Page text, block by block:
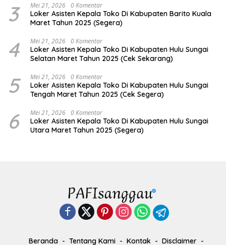
3 Mei 21, 2026 0 Komentar
Loker Asisten Kepala Toko Di Kabupaten Barito Kuala
Maret Tahun 2025 (Segera)
4 Mei 21, 2026 0 Komentar
Loker Asisten Kepala Toko Di Kabupaten Hulu Sungai
Selatan Maret Tahun 2025 (Cek Sekarang)
5 Mei 21, 2026 0 Komentar
Loker Asisten Kepala Toko Di Kabupaten Hulu Sungai
Tengah Maret Tahun 2025 (Cek Segera)
6 Mei 21, 2026 0 Komentar
Loker Asisten Kepala Toko Di Kabupaten Hulu Sungai
Utara Maret Tahun 2025 (Segera)
Beranda Tentang Kami Kontak Disclaimer